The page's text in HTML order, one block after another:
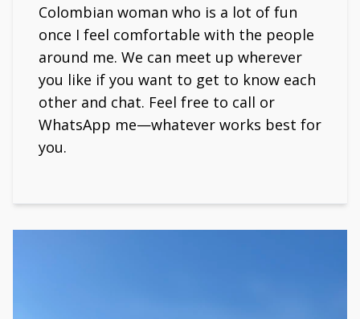
Colombian woman who is a lot of fun
once I feel comfortable with the people
around me. We can meet up wherever
you like if you want to get to know each
other and chat. Feel free to call or
WhatsApp me—whatever works best for
you.